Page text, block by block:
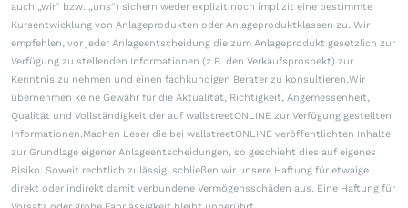
auch „wir“ bzw. „uns“) sichern weder explizit noch implizit eine bestimmte
Kursentwicklung von Anlageprodukten oder Anlageproduktklassen zu. Wir
empfehlen, vor jeder Anlageentscheidung die zum Anlageprodukt gesetzlich zur
Verfügung zu stellenden Informationen (z.B. den Verkaufsprospekt) zur
Kenntnis zu nehmen und einen fachkundigen Berater zu konsultieren.Wir
übernehmen keine Gewähr für die Aktualität, Richtigkeit, Angemessenheit,
Qualität und Vollständigkeit der auf wallstreetONLINE zur Verfügung gestellten
Informationen.Machen Leser die bei wallstreetONLINE veröffentlichten Inhalte
zur Grundlage eigener Anlageentscheidungen, so geschieht dies auf eigenes
Risiko. Soweit rechtlich zulässig, schließen wir unsere Haftung für etwaige
direkt oder indirekt damit verbundene Vermögensschäden aus. Eine Haftung für